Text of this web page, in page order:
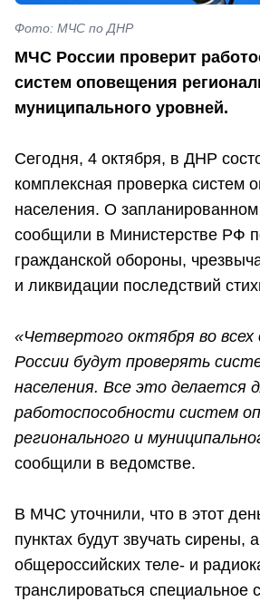
Фото: МЧС по ДНР
МЧС России проверит
систем оповещения
муниципального уровней.
Сегодня, 4 октября, в ДНР
комплексная проверка систем
населения. О
сообщили в Министерстве РФ
гражданской обороны,
и ликвидации последствий
«Четвертого октября во всех
России будут проверять
населения. Все это делается
работоспособности систем
регионального и
сообщили в ведомстве.
В МЧС уточнили, что в этот
пунктах будут звучать сирены,
общероссийских теле- и
транслироваться специальное